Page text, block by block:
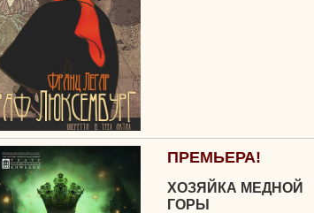
ПРЕМЬЕРА!
ХОЗЯЙКА МЕДНОЙ
ГОРЫ